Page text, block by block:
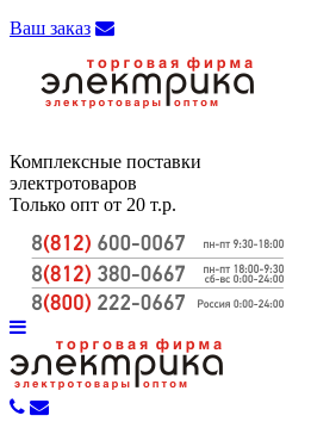
Ваш заказ
Комплексные поставки
электротоваров
Только опт от 20 т.р.